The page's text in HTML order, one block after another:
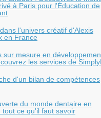
à Paris pour l'Éducation de
l'univers créatif d'Alexis
en France
sur mesure en
les services de
d'un bilan de compétences
du monde dentaire en
tout ce qu'il faut savoir